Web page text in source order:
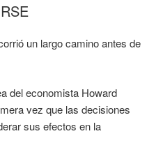
un largo camino antes de
del economista Howard
vez que las decisiones
sus efectos en la